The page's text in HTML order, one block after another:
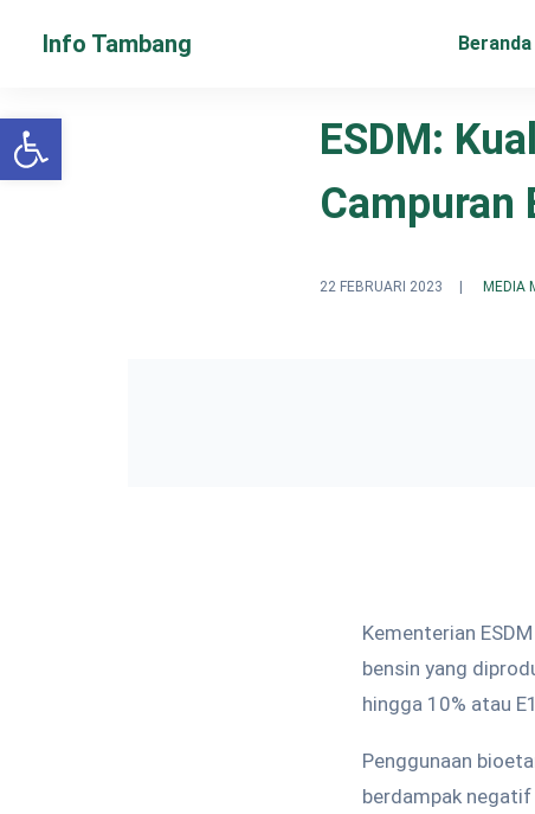
Info Tambang Beranda
ESDM:
Campuran
22 FEBRUARI 2023 MEDIA
Kementerian
bensin yang
hingga 10% atau
Penggunaan
berdampak
Open toolbar